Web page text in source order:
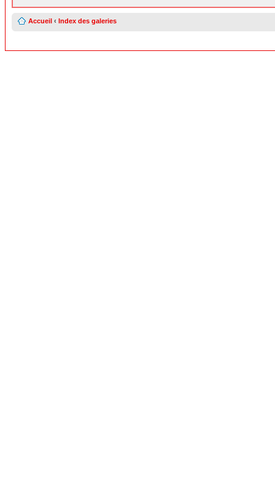
Accueil ‹ Index des galeries